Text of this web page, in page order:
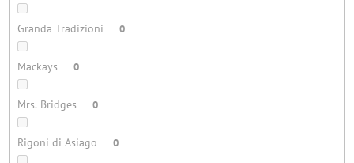
Granda Tradizioni 0
Mackays 0
Mrs. Bridges 0
Rigoni di Asiago 0